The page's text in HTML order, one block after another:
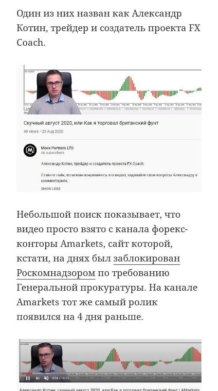
Один из них назван как Александр
Котин, трейдер и создатель проекта FX
Coach.
Небольшой поиск показывает, что
видео просто взято с канала форекс-
конторы Amarkets, сайт которой,
кстати, на днях былзаблокирован
Роскомнадзоромпо требованию
Генеральной прокуратуры. На канале
Amarkets тот же самый ролик
появился на 4 дня раньше.